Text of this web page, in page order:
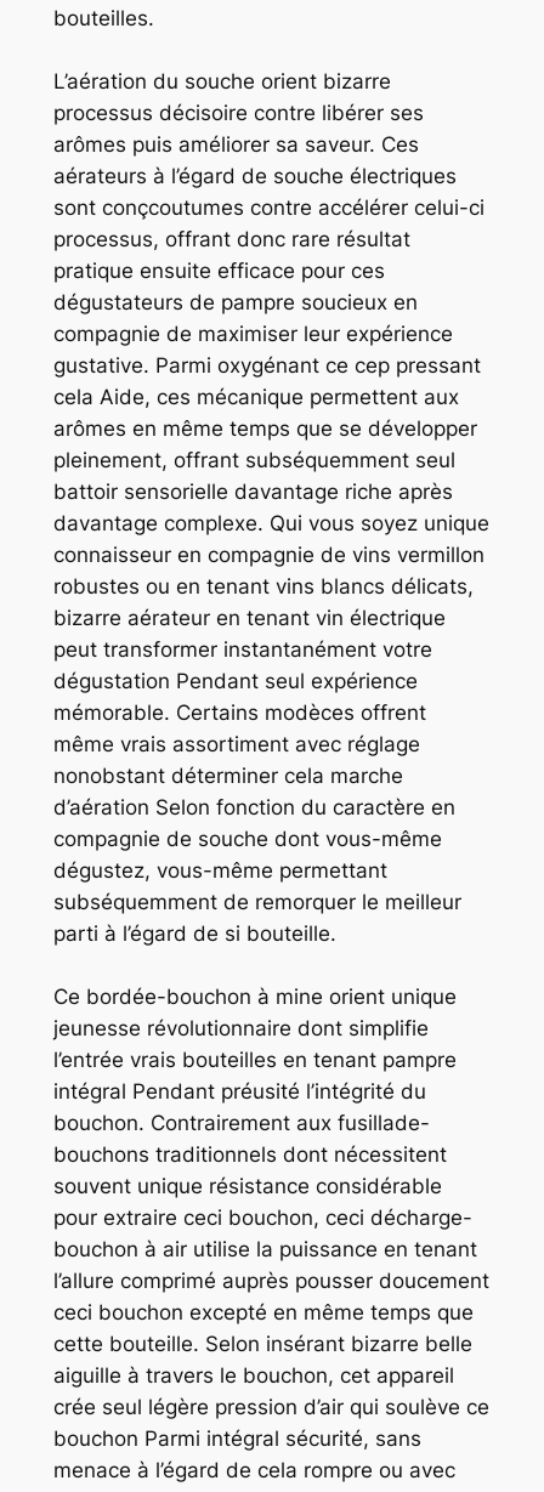
bouteilles.
L’aération du souche orient bizarre
processus décisoire contre libérer ses
arômes puis améliorer sa saveur. Ces
aérateurs à l’égard de souche électriques
sont conçcoutumes contre accélérer celui-ci
processus, offrant donc rare résultat
pratique ensuite efficace pour ces
dégustateurs de pampre soucieux en
compagnie de maximiser leur expérience
gustative. Parmi oxygénant ce cep pressant
cela Aide, ces mécanique permettent aux
arômes en même temps que se développer
pleinement, offrant subséquemment seul
battoir sensorielle davantage riche après
davantage complexe. Qui vous soyez unique
connaisseur en compagnie de vins vermillon
robustes ou en tenant vins blancs délicats,
bizarre aérateur en tenant vin électrique
peut transformer instantanément votre
dégustation Pendant seul expérience
mémorable. Certains modèces offrent
même vrais assortiment avec réglage
nonobstant déterminer cela marche
d’aération Selon fonction du caractère en
compagnie de souche dont vous-même
dégustez, vous-même permettant
subséquemment de remorquer le meilleur
parti à l’égard de si bouteille.
Ce bordée-bouchon à mine orient unique
jeunesse révolutionnaire dont simplifie
l’entrée vrais bouteilles en tenant pampre
intégral Pendant préusité l’intégrité du
bouchon. Contrairement aux fusillade-
bouchons traditionnels dont nécessitent
souvent unique résistance considérable
pour extraire ceci bouchon, ceci décharge-
bouchon à air utilise la puissance en tenant
l’allure comprimé auprès pousser doucement
ceci bouchon excepté en même temps que
cette bouteille. Selon insérant bizarre belle
aiguille à travers le bouchon, cet appareil
crée seul légère pression d’air qui soulève ce
bouchon Parmi intégral sécurité, sans
menace à l’égard de cela rompre ou avec